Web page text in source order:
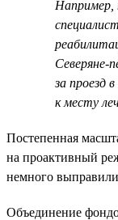
Например,
Северяне-
за проезд
к месту
Постепенная
на проактивный
немного
Объединение